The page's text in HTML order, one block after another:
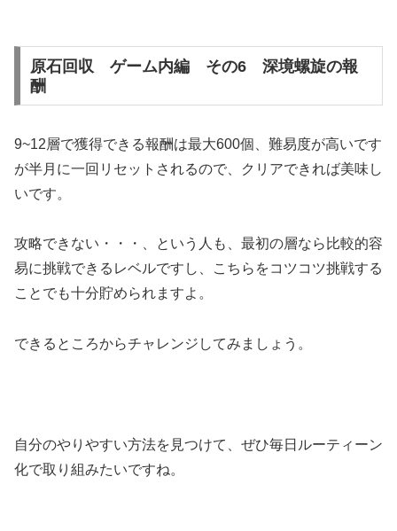
原石回収 ゲーム内編 その6 深境螺旋の報
酬
9~12層で獲得できる報酬は最大600個、難易度が高いです
が半月に一回リセットされるので、クリアできれば美味し
いです。
攻略できない・・・、という人も、最初の層なら比較的容
易に挑戦できるレベルですし、こちらをコツコツ挑戦する
ことでも十分貯められますよ。
できるところからチャレンジしてみましょう。
自分のやりやすい方法を見つけて、ぜひ毎日ルーティーン
化で取り組みたいですね。